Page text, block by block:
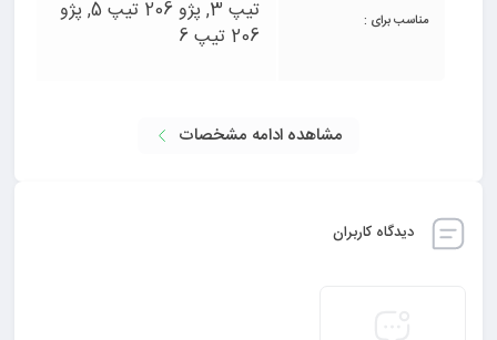
مناسب برای :
تیپ 3, پژو 206 تیپ 5, پژو
206 تیپ 6
مشاهده ادامه مشخصات
دیدگاه کاربران